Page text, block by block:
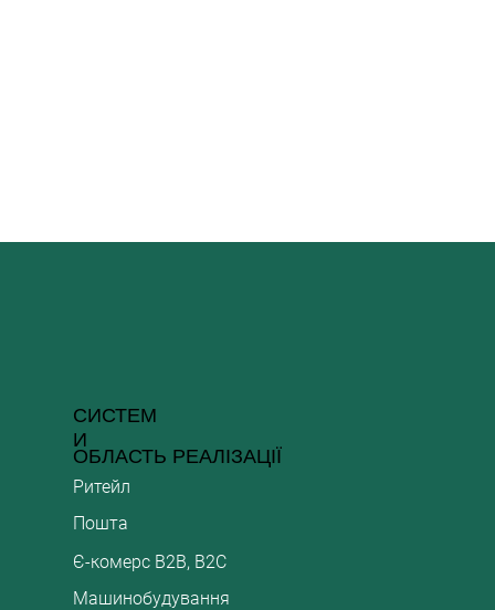
ОБЛАСТЬ РЕАЛІЗАЦІЇ
Ритейл
Пошта
Є-комерс B2B, B2C
Машинобудування
СИСТЕМ
И